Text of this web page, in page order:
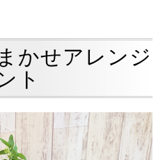
かせアレンジ
ト